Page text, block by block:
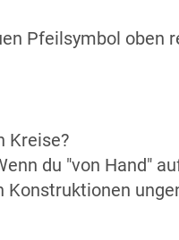
Pfeilsymbol oben
Kreise?
du "von Hand"